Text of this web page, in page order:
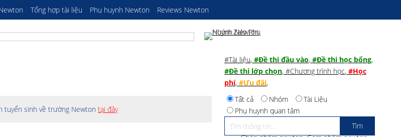
Tổng hợp tài liệu Phụ huynh Newton Reviews Newton
tuyển sinh về trường Newton tại đây
#Tài liệu, #Đề thi đầu vào, #Đề thi học bổng,
#Đề thi lớp chọn, #Chương trình học, #Học
phí, #Ưu đãi,
Tất cả
Nhóm
Tài Liệu
Phụ huynh quan tâm